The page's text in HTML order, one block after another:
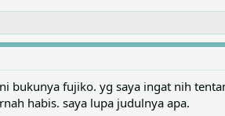
bukunya fujiko. yg saya ingat nih
habis. saya lupa judulnya apa.